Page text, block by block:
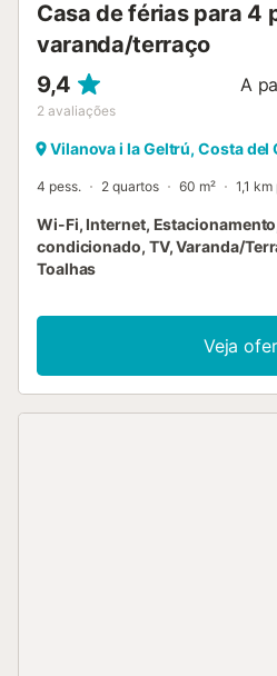
Casa de férias para 4
varanda/terraço
9,4
2 avaliações
A
Vilanova i la Geltrú, Costa del
4 pess. 2 quartos 60 m² 1,1
Wi-Fi, Internet,
condicionado, TV, Varanda/
Toalhas
Veja